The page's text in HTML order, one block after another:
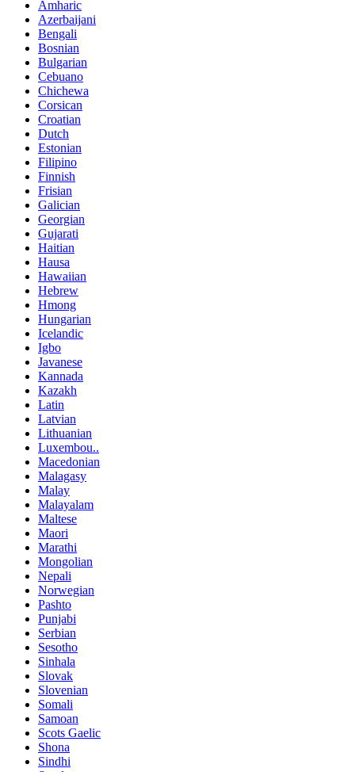
Amharic
Azerbaijani
Bengali
Bosnian
Bulgarian
Cebuano
Chichewa
Corsican
Croatian
Dutch
Estonian
Filipino
Finnish
Frisian
Galician
Georgian
Gujarati
Haitian
Hausa
Hawaiian
Hebrew
Hmong
Hungarian
Icelandic
Igbo
Javanese
Kannada
Kazakh
Latin
Latvian
Lithuanian
Luxembou..
Macedonian
Malagasy
Malay
Malayalam
Maltese
Maori
Marathi
Mongolian
Nepali
Norwegian
Pashto
Punjabi
Serbian
Sesotho
Sinhala
Slovak
Slovenian
Somali
Samoan
Scots Gaelic
Shona
Sindhi